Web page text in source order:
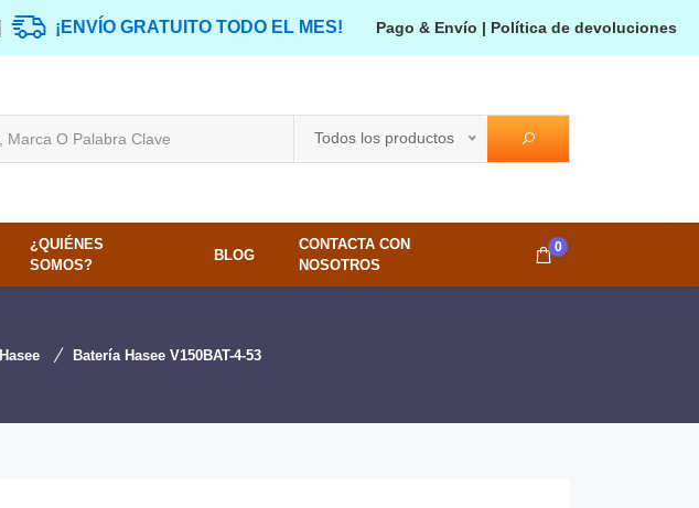
¡ENVÍO GRATUITO TODO EL MES! Pago & Envío | Política de devoluciones
Todos los productos
¿QUIÉNES
SOMOS?
BLOG
CONTACTA CON
NOSOTROS
0
Hasee Batería Hasee V150BAT-4-53